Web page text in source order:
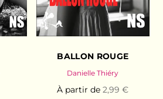
BALLON ROUGE
Danielle Thiéry
À partir de2,99 €